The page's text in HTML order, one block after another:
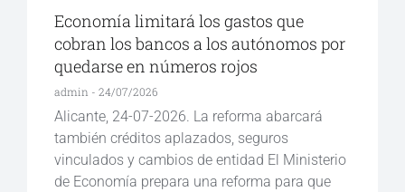
Economía limitará los gastos que
cobran los bancos a los autónomos por
quedarse en números rojos
admin 24/07/2026
Alicante, 24-07-2026. La reforma abarcará
también créditos aplazados, seguros
vinculados y cambios de entidad El Ministerio
de Economía prepara una reforma para que